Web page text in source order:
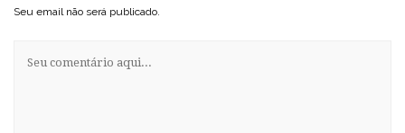
Seu email não será publicado.